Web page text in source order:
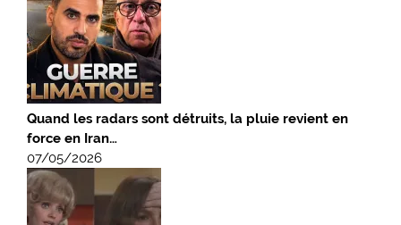
Quand les radars sont détruits, la pluie revient en
force en Iran…
07/05/2026